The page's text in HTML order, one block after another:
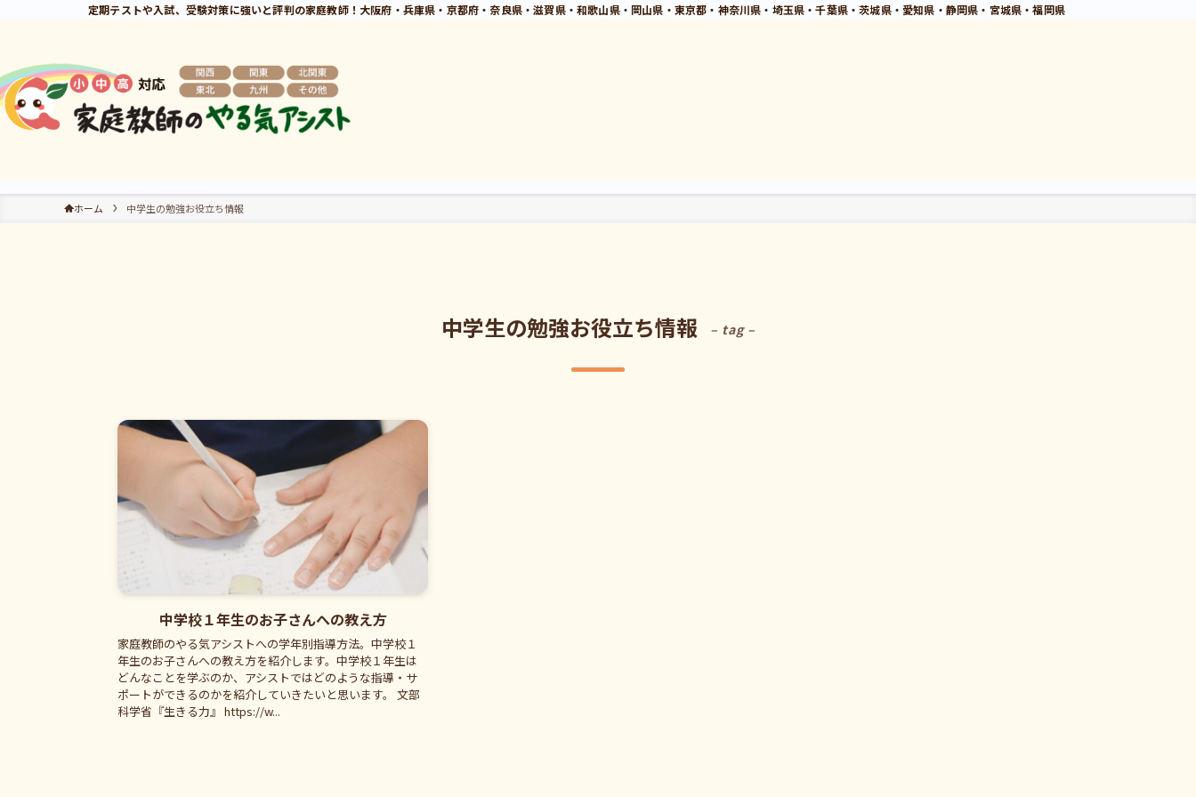
定期テストや入試、受験対策に強いと評判の家庭教師！大阪府・兵庫県・京都府・奈良県・滋賀県・和歌山県・岡山県・東京都・神奈川県・埼玉県・千葉県・茨城県・愛知県・静岡県・宮城県・福岡県
ホーム 中学生の勉強お役立ち情報
中学生の勉強お役立ち情報 – tag –
中学校１年生のお子さんへの教え方
家庭教師のやる気アシストへの学年別指導方法。中学校１
年生のお子さんへの教え方を紹介します。中学校１年生は
どんなことを学ぶのか、アシストではどのような指導・サ
ポートができるのかを紹介していきたいと思います。 文部
科学省『生きる力』 https://w...